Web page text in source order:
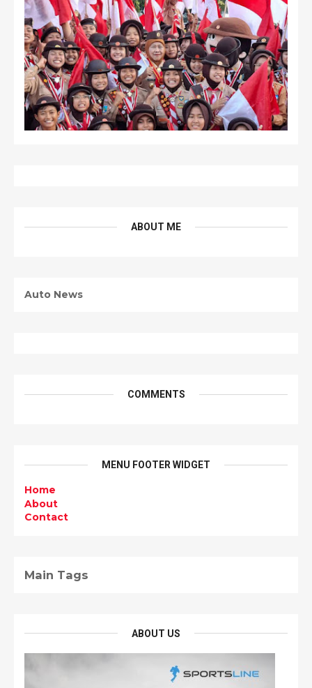
ABOUT ME
Auto News
COMMENTS
MENU FOOTER WIDGET
Home
About
Contact
Main Tags
ABOUT US